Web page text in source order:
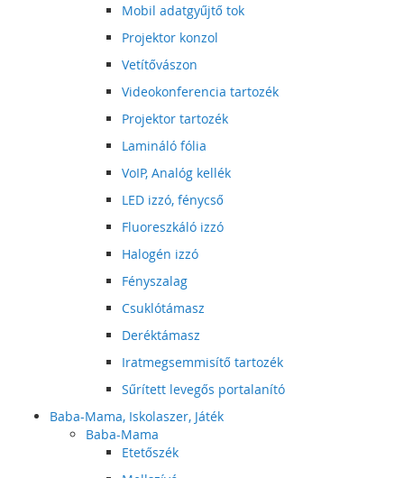
Mobil adatgyűjtő tok
Projektor konzol
Vetítővászon
Videokonferencia tartozék
Projektor tartozék
Lamináló fólia
VoIP, Analóg kellék
LED izzó, fénycső
Fluoreszkáló izzó
Halogén izzó
Fényszalag
Csuklótámasz
Deréktámasz
Iratmegsemmisítő tartozék
Sűrített levegős portalanító
Baba-Mama, Iskolaszer, Játék
Baba-Mama
Etetőszék